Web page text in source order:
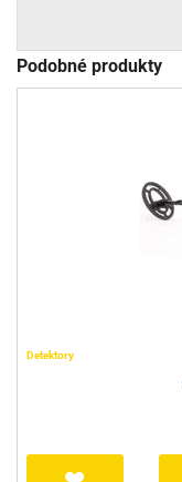
Podobné produkty
Detektory